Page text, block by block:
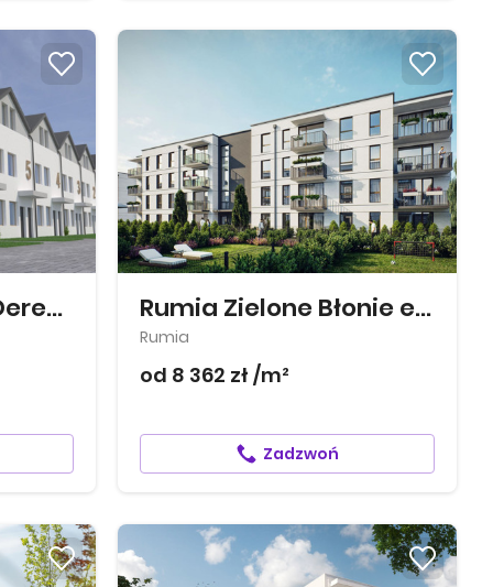
Rajskie Zacisze - Dereniowa Rumia Zielone Błonie etap III
Rumia
od 8 362 zł /m²
Zadzwoń